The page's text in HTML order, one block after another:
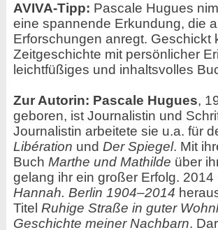
AVIVA-Tipp: Pascale Hugues
eine spannende Erkundung, die
Erforschungen anregt. Geschickt
Zeitgeschichte mit persönlicher
leichtfüßiges und inhaltsvolles
Zur Autorin: Pascale Hugues,
geboren, ist Journalistin und
Journalistin arbeitete sie u.a. für
Libération und Der Spiegel. Mit
Buch Marthe und Mathilde über
gelang ihr ein großer Erfolg.
Hannah. Berlin 1904–2014
Titel Ruhige Straße in guter
Geschichte meiner Nachbarn.